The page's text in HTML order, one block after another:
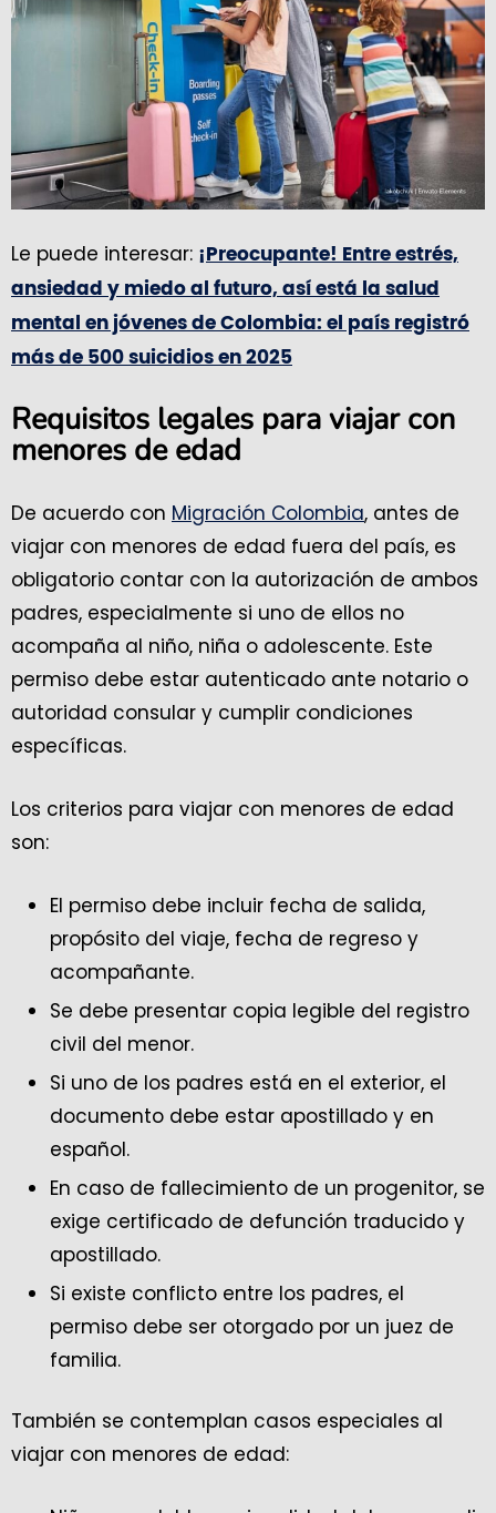
Le puede interesar: ¡Preocupante! Entre estrés,
ansiedad y miedo al futuro, así está la salud
mental en jóvenes de Colombia: el país registró
más de 500 suicidios en 2025
Requisitos legales para viajar con
menores de edad
De acuerdo con Migración Colombia, antes de
viajar con menores de edad fuera del país, es
obligatorio contar con la autorización de ambos
padres, especialmente si uno de ellos no
acompaña al niño, niña o adolescente. Este
permiso debe estar autenticado ante notario o
autoridad consular y cumplir condiciones
específicas.
Los criterios para viajar con menores de edad
son:
El permiso debe incluir fecha de salida,
propósito del viaje, fecha de regreso y
acompañante.
Se debe presentar copia legible del registro
civil del menor.
Si uno de los padres está en el exterior, el
documento debe estar apostillado y en
español.
En caso de fallecimiento de un progenitor, se
exige certificado de defunción traducido y
apostillado.
Si existe conflicto entre los padres, el
permiso debe ser otorgado por un juez de
familia.
También se contemplan casos especiales al
viajar con menores de edad: